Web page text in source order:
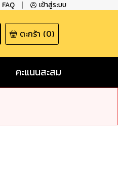
FAQ เข้าสู่ระบบ
ตะกร้า (0)
คะแนนสะสม